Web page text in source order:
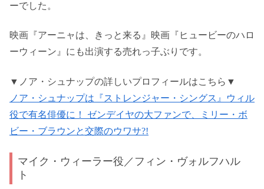
ーでした。
映画『アーニャは、きっと来る』映画『ヒュービーのハロ
ーウィーン』にも出演する売れっ子ぶりです。
▼ノア・シュナップの詳しいプロフィールはこちら▼
ノア・シュナップは『ストレンジャー・シングス』ウィル
役で有名俳優に！ ゼンデイヤの大ファンで、ミリー・ボ
ビー・ブラウンと交際のウワサ?!
マイク・ウィーラー役／フィン・ヴォルフハル
ト